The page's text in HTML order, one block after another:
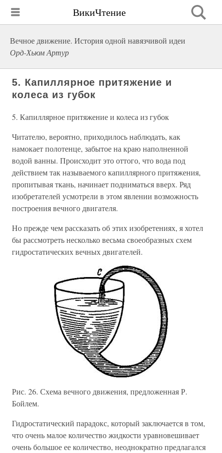
ВикиЧтение
Вечное движение. История одной навязчивой идеи
Орд-Хьюм Артур
5. Капиллярное притяжение и
колеса из губок
5. Капиллярное притяжение и колеса из губок
Читателю, вероятно, приходилось наблюдать, как
намокает полотенце, забытое на краю наполненной
водой ванны. Происходит это оттого, что вода под
действием так называемого капиллярного притяжения,
пропитывая ткань, начинает подниматься вверх. Ряд
изобретателей усмотрели в этом явлении возможность
построения вечного двигателя.
Но прежде чем рассказать об этих изобретениях, я хотел
бы рассмотреть несколько весьма своеобразных схем
гидростатических вечных двигателей.
Рис. 26. Схема вечного движения, предложенная Р.
Бойлем.
Гидростатический парадокс, который заключается в том,
что очень малое количество жидкости уравновешивает
очень большое ее количество, неоднократно предлагался